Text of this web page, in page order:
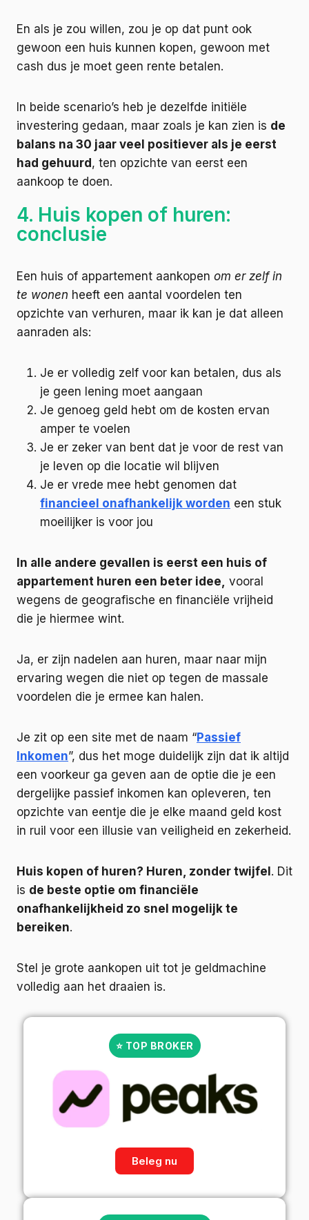
En als je zou willen, zou je op dat punt ook
gewoon een huis kunnen kopen, gewoon met
cash dus je moet geen rente betalen.
In beide scenario’s heb je dezelfde initiële
investering gedaan, maar zoals je kan zien is de
balans na 30 jaar veel positiever als je eerst
had gehuurd , ten opzichte van eerst een
aankoop te doen.
4. Huis kopen of huren:
conclusie
Een huis of appartement aankopen om er zelf in
te wonen heeft een aantal voordelen ten
opzichte van verhuren, maar ik kan je dat alleen
aanraden als:
Je er volledig zelf voor kan betalen, dus als
je geen lening moet aangaan
Je genoeg geld hebt om de kosten ervan
amper te voelen
Je er zeker van bent dat je voor de rest van
je leven op die locatie wil blijven
Je er vrede mee hebt genomen dat
financieel onafhankelijk worden een stuk
moeilijker is voor jou
In alle andere gevallen is eerst een huis of
appartement huren een beter idee, vooral
wegens de geografische en financiële vrijheid
die je hiermee wint.
Ja, er zijn nadelen aan huren, maar naar mijn
ervaring wegen die niet op tegen de massale
voordelen die je ermee kan halen.
Je zit op een site met de naam “Passief
Inkomen”, dus het moge duidelijk zijn dat ik altijd
een voorkeur ga geven aan de optie die je een
dergelijke passief inkomen kan opleveren, ten
opzichte van eentje die je elke maand geld kost
in ruil voor een illusie van veiligheid en zekerheid.
Huis kopen of huren? Huren, zonder twijfel . Dit
is de beste optie om financiële
onafhankelijkheid zo snel mogelijk te
bereiken.
Stel je grote aankopen uit tot je geldmachine
volledig aan het draaien is.
⭐ TOP BROKER
Beleg nu